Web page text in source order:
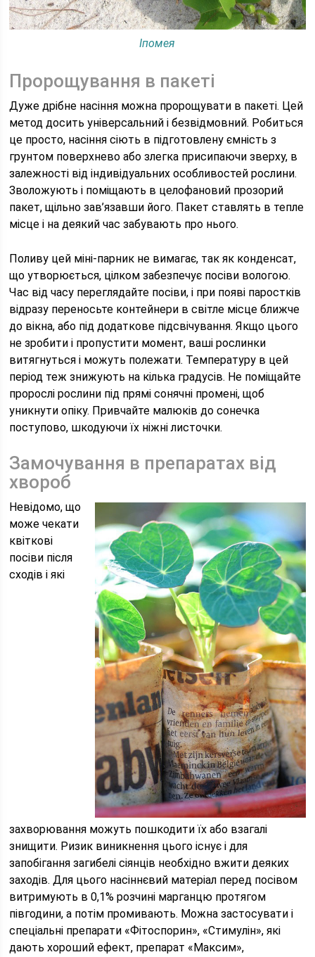
Іпомея
Пророщування в пакеті
Дуже дрібне насіння можна пророщувати в пакеті. Цей
метод досить універсальний і безвідмовний. Робиться
це просто, насіння сіють в підготовлену ємність з
грунтом поверхнево або злегка присипаючи зверху, в
залежності від індивідуальних особливостей рослини.
Зволожують і поміщають в целофановий прозорий
пакет, щільно зав’язавши його. Пакет ставлять в тепле
місце і на деякий час забувають про нього.
Поливу цей міні-парник не вимагає, так як конденсат,
що утворюється, цілком забезпечує посіви вологою.
Час від часу переглядайте посіви, і при появі паростків
відразу переносьте контейнери в світле місце ближче
до вікна, або під додаткове підсвічування. Якщо цього
не зробити і пропустити момент, ваші рослинки
витягнуться і можуть полежати. Температуру в цей
період теж знижують на кілька градусів. Не поміщайте
пророслі рослини під прямі сонячні промені, щоб
уникнути опіку. Привчайте малюків до сонечка
поступово, шкодуючи їх ніжні листочки.
Замочування в препаратах від
хвороб
Невідомо, що
може чекати
квіткові
посіви після
сходів і які
захворювання можуть пошкодити їх або взагалі
знищити. Ризик виникнення цього існує і для
запобігання загибелі сіянців необхідно вжити деяких
заходів. Для цього насіннєвий матеріал перед посівом
витримують в 0,1% розчині марганцю протягом
півгодини, а потім промивають. Можна застосувати і
спеціальні препарати «Фітоспорин», «Стимулін», які
дають хороший ефект, препарат «Максим»,